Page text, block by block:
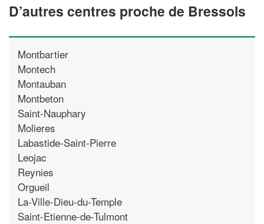
D’autres centres proche de Bressols
Montbartier
Montech
Montauban
Montbeton
Saint-Nauphary
Molieres
Labastide-Saint-Pierre
Leojac
Reynies
Orgueil
La-Ville-Dieu-du-Temple
Saint-Etienne-de-Tulmont